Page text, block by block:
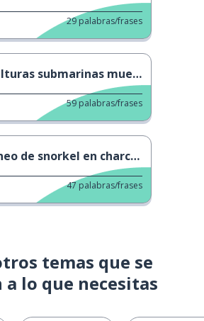
29 palabras/frases
submarinas muestran el cambio climático
59 palabras/frases
de snorkel en charcos
47 palabras/frases
temas que se
a lo que necesitas